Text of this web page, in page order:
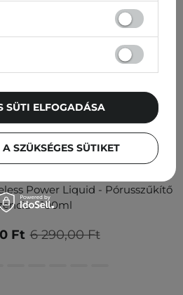
Power Liquid - Pórusszűkítő
- 100ml
6 290,00 Ft
Ft
SZÜKSÉGES SÜTIKET
SÜTI ELFOGADÁSA